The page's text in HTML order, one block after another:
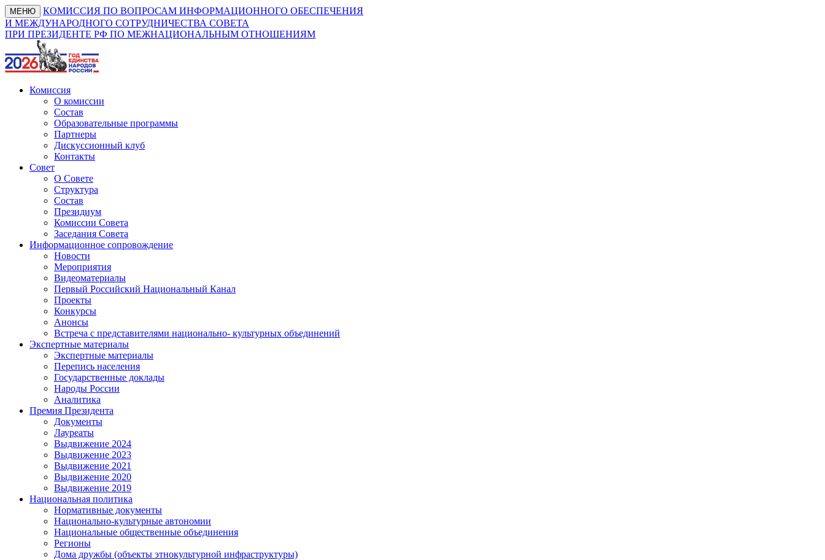
МЕНЮ
КОМИССИЯ ПО ВОПРОСАМ ИНФОРМАЦИОННОГО ОБЕСПЕЧЕНИЯ
И МЕЖДУНАРОДНОГО СОТРУДНИЧЕСТВА СОВЕТА
ПРИ ПРЕЗИДЕНТЕ РФ ПО МЕЖНАЦИОНАЛЬНЫМ ОТНОШЕНИЯМ
Комиссия
О комиссии
Состав
Образовательные программы
Партнеры
Дискуссионный клуб
Контакты
Совет
О Совете
Структура
Состав
Президиум
Комиссии Совета
Заседания Совета
Информационное сопровождение
Новости
Мероприятия
Видеоматериалы
Первый Российский Национальный Канал
Проекты
Конкурсы
Анонсы
Встреча с представителями национально- культурных объединений
Экспертные материалы
Экспертные материалы
Перепись населения
Государственные доклады
Народы России
Аналитика
Премия Президента
Документы
Лауреаты
Выдвижение 2024
Выдвижение 2023
Выдвижение 2021
Выдвижение 2020
Выдвижение 2019
Национальная политика
Нормативные документы
Национально-культурные автономии
Национальные общественные объединения
Регионы
Дома дружбы (объекты этнокультурной инфраструктуры)